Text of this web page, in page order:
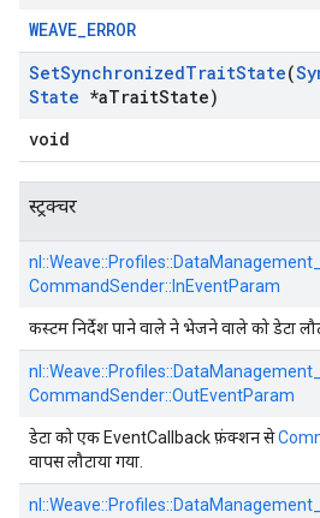
WEAVE_ERROR
SetSynchronizedTraitState(
State *aTraitState)
void
स्ट्रक्चर
nl::Weave::Profiles::
CommandSender:: InEventParam
कस्टम निर्देश पाने वाले ने भेजने वाले को डेटा
nl::Weave::Profiles::
CommandSender::OutEventParam
डेटा को एक EventCallback फ़ंक्शन से
वापस लौटाया गया.
nl::Weave::Profiles::